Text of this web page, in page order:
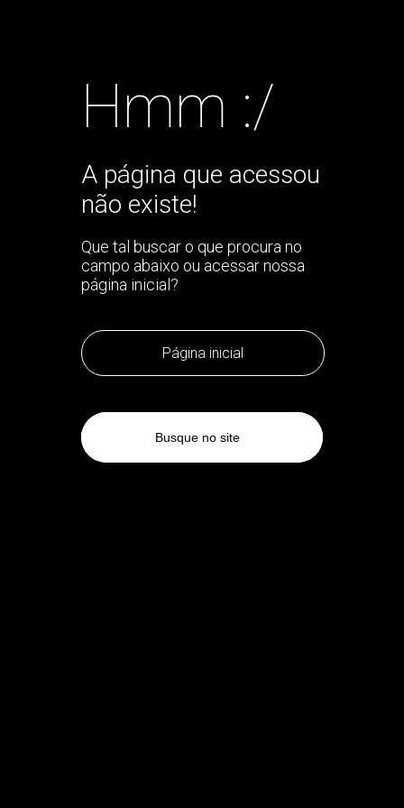
Hmm :/
A página que acessou
não existe!
Que tal buscar o que procura no
campo abaixo ou acessar nossa
página inicial?
Página inicial